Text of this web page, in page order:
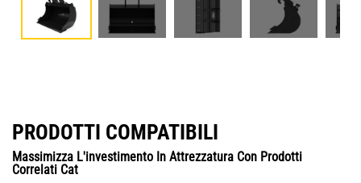
PRODOTTI COMPATIBILI
Massimizza L'investimento In Attrezzatura Con Prodotti
Correlati Cat